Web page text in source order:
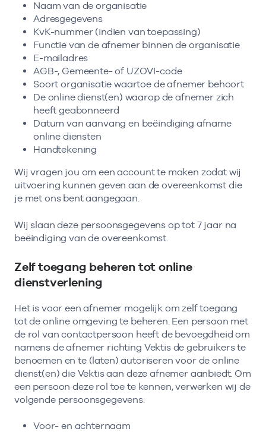
Naam van de organisatie
Adresgegevens
KvK-nummer (indien van toepassing)
Functie van de afnemer binnen de organisatie
E-mailadres
AGB-, Gemeente- of UZOVI-code
Soort organisatie waartoe de afnemer behoort
De online dienst(en) waarop de afnemer zich
heeft geabonneerd
Datum van aanvang en beëindiging afname
online diensten
Handtekening
Wij vragen jou om een account te maken zodat wij
uitvoering kunnen geven aan de overeenkomst die
je met ons bent aangegaan.
Wij slaan deze persoonsgegevens op tot 7 jaar na
beëindiging van de overeenkomst.
Zelf toegang beheren tot online
dienstverlening
Het is voor een afnemer mogelijk om zelf toegang
tot de online omgeving te beheren. Een persoon met
de rol van contactpersoon heeft de bevoegdheid om
namens de afnemer richting Vektis de gebruikers te
benoemen en te (laten) autoriseren voor de online
dienst(en) die Vektis aan deze afnemer aanbiedt. Om
een persoon deze rol toe te kennen, verwerken wij de
volgende persoonsgegevens:
Voor- en achternaam